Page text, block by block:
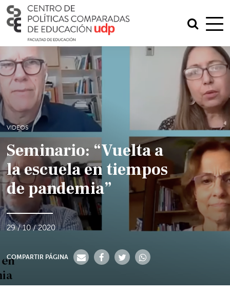
VIDEOS
Seminario: “Vuelta a
la escuela en tiempos
de pandemia”
29 / 10 / 2020
COMPARTIR PÁGINA